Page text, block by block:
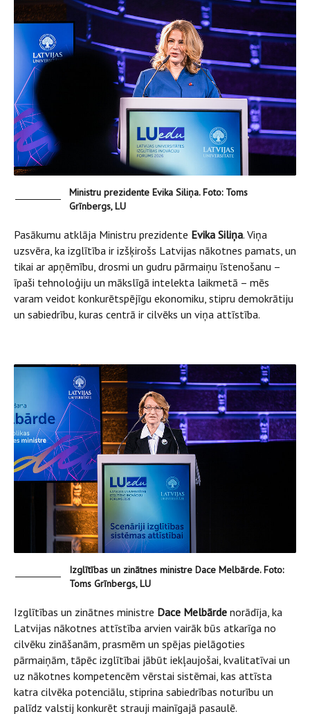
Ministru prezidente Evika Siliņa. Foto: Toms
Grīnbergs, LU
Pasākumu atklāja Ministru prezidente Evika Siliņa. Viņa
uzsvēra, ka izglītība ir izšķirošs Latvijas nākotnes pamats, un
tikai ar apņēmību, drosmi un gudru pārmaiņu īstenošanu –
īpaši tehnoloģiju un mākslīgā intelekta laikmetā – mēs
varam veidot konkurētspējīgu ekonomiku, stipru demokrātiju
un sabiedrību, kuras centrā ir cilvēks un viņa attīstība.
Izglītības un zinātnes ministre Dace Melbārde. Foto:
Toms Grīnbergs, LU
Izglītības un zinātnes ministre Dace Melbārde norādīja, ka
Latvijas nākotnes attīstība arvien vairāk būs atkarīga no
cilvēku zināšanām, prasmēm un spējas pielāgoties
pārmaiņām, tāpēc izglītībai jābūt iekļaujošai, kvalitatīvai un
uz nākotnes kompetencēm vērstai sistēmai, kas attīsta
katra cilvēka potenciālu, stiprina sabiedrības noturību un
palīdz valstij konkurēt strauji mainīgajā pasaulē.